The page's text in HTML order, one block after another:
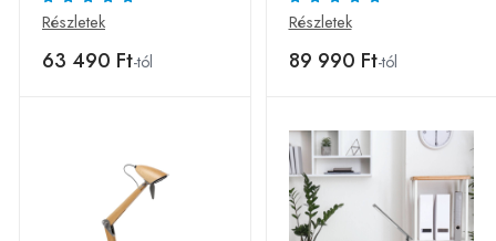
Részletek
63 490 Ft-tól
Részletek
89 990 Ft-tól